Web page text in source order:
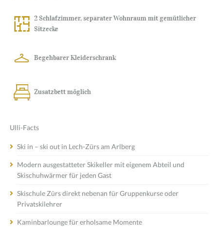
2 Schlafzimmer, separater Wohnraum mit gemütlicher
Sitzecke
Begehbarer Kleiderschrank
Zusatzbett möglich
Ulli-Facts
Ski in – ski out in Lech-Zürs am Arlberg
Modern ausgestatteter Skikeller mit eigenem Abteil und
Skischuhwärmer für jeden Gast
Skischule Zürs direkt nebenan für Gruppenkurse oder
Privatskilehrer
Kaminbarlounge für erholsame Momente